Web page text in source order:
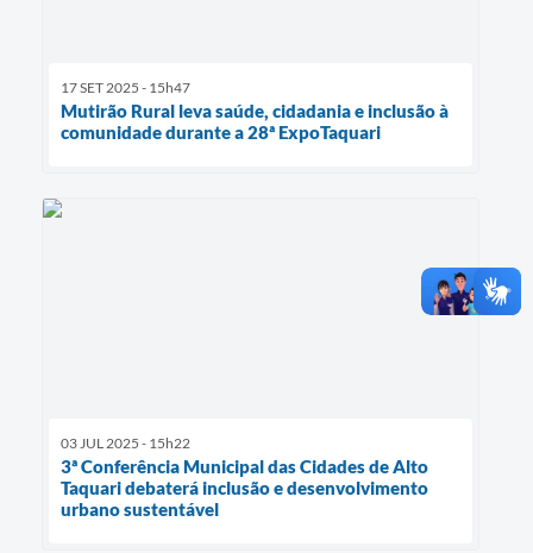
17 SET 2025 - 15h47
Mutirão Rural leva saúde, cidadania e inclusão à
comunidade durante a 28ª ExpoTaquari
03 JUL 2025 - 15h22
3ª Conferência Municipal das Cidades de Alto
Taquari debaterá inclusão e desenvolvimento
urbano sustentável